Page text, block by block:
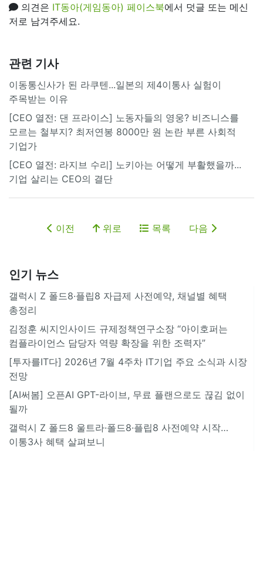
의견은 IT동아(게임동아) 페이스북에서 덧글 또는 메신
저로 남겨주세요.
관련 기사
이동통신사가 된 라쿠텐...일본의 제4이통사 실험이
주목받는 이유
[CEO 열전: 댄 프라이스] 노동자들의 영웅? 비즈니스를
모르는 철부지? 최저연봉 8000만 원 논란 부른 사회적
기업가
[CEO 열전: 라지브 수리] 노키아는 어떻게 부활했을까...
기업 살리는 CEO의 결단
이전 위로 목록 다음
인기 뉴스
갤럭시 Z 폴드8·플립8 자급제 사전예약, 채널별 혜택
총정리
김정훈 씨지인사이드 규제정책연구소장 “아이호퍼는
컴플라이언스 담당자 역량 확장을 위한 조력자”
[투자를IT다] 2026년 7월 4주차 IT기업 주요 소식과 시장
전망
[AI써봄] 오픈AI GPT-라이브, 무료 플랜으로도 끊김 없이
될까
갤럭시 Z 폴드8 울트라·폴드8·플립8 사전예약 시작…
이통3사 혜택 살펴보니